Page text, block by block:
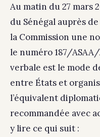
Au matin du 27 mars
du Sénégal auprès
la Commission une
le numéro 187/
verbale est le mode
entre États et
l’équivalent
recommandée avec
y lire ce qui suit :